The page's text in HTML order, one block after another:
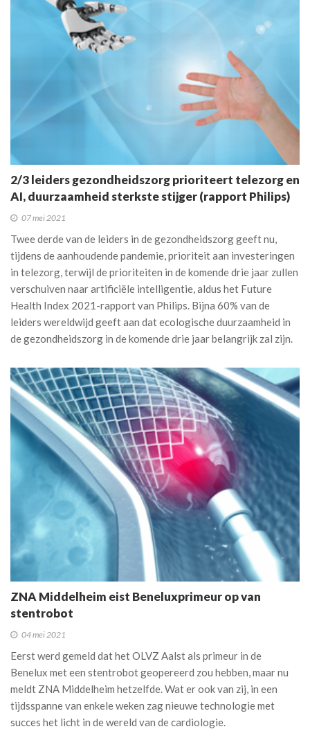
2/3 leiders gezondheidszorg prioriteert telezorg en
AI, duurzaamheid sterkste stijger (rapport Philips)
07 mei 2021
Twee derde van de leiders in de gezondheidszorg geeft nu,
tijdens de aanhoudende pandemie, prioriteit aan investeringen
in telezorg, terwijl de prioriteiten in de komende drie jaar zullen
verschuiven naar artificiële intelligentie, aldus het Future
Health Index 2021-rapport van Philips. Bijna 60% van de
leiders wereldwijd geeft aan dat ecologische duurzaamheid in
de gezondheidszorg in de komende drie jaar belangrijk zal zijn.
ZNA Middelheim eist Beneluxprimeur op van
stentrobot
04 mei 2021
Eerst werd gemeld dat het OLVZ Aalst als primeur in de
Benelux met een stentrobot geopereerd zou hebben, maar nu
meldt ZNA Middelheim hetzelfde. Wat er ook van zij, in een
tijdsspanne van enkele weken zag nieuwe technologie met
succes het licht in de wereld van de cardiologie.